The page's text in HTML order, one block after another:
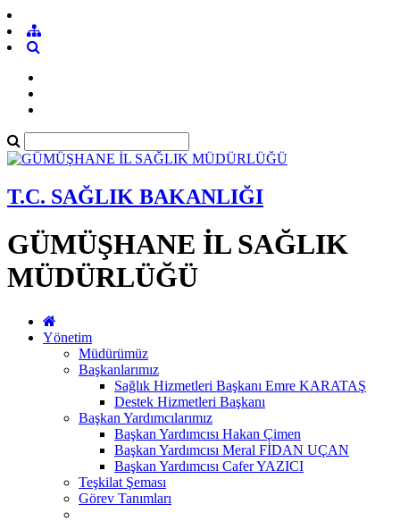
T.C. SAĞLIK BAKANLIĞI
GÜMÜŞHANE İL SAĞLIK
MÜDÜRLÜĞÜ
Yönetim
Müdürümüz
Başkanlarımız
Sağlık Hizmetleri Başkanı Emre KARATAŞ
Destek Hizmetleri Başkanı
Başkan Yardımcılarımız
Başkan Yardımcısı Hakan Çimen
Başkan Yardımcısı Meral FİDAN UÇAN
Başkan Yardımcısı Cafer YAZICI
Teşkilat Şeması
Görev Tanımları